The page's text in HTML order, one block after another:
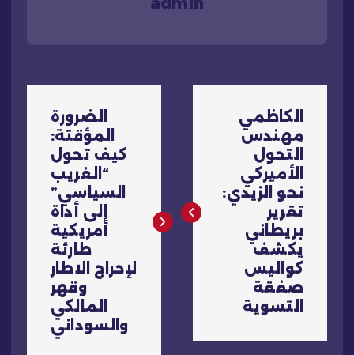
ص
ح
م
الكاظمي
مهندس
التحول
الأميركي
نحو الزيدي:
تقرير
بريطاني
يكشف
كواليس
صفقة
التسوية
الضرورة
المؤقتة:
كيف تحول
“الغريب
السياسي”
إلى أداة
أمريكية
طارئة
لإحراج الاطار
وقهر
المالكي
والسوداني